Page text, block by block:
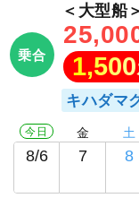
乗合
＜大型船
1,500
キハダマ
今日
8/6
金
7
土
8